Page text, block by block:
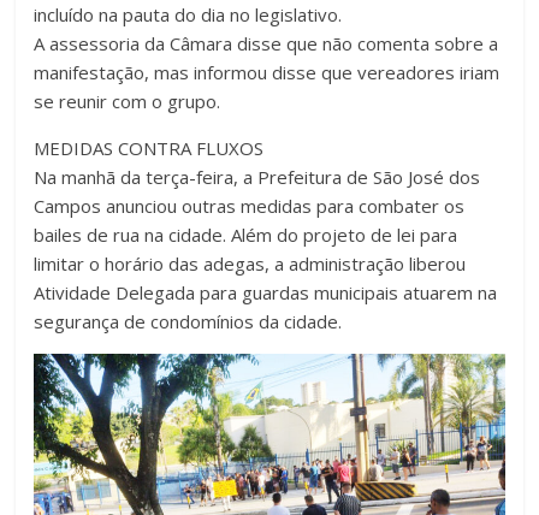
incluído na pauta do dia no legislativo.
A assessoria da Câmara disse que não comenta sobre a
manifestação, mas informou disse que vereadores iriam
se reunir com o grupo.
MEDIDAS CONTRA FLUXOS
Na manhã da terça-feira, a Prefeitura de São José dos
Campos anunciou outras medidas para combater os
bailes de rua na cidade. Além do projeto de lei para
limitar o horário das adegas, a administração liberou
Atividade Delegada para guardas municipais atuarem na
segurança de condomínios da cidade.